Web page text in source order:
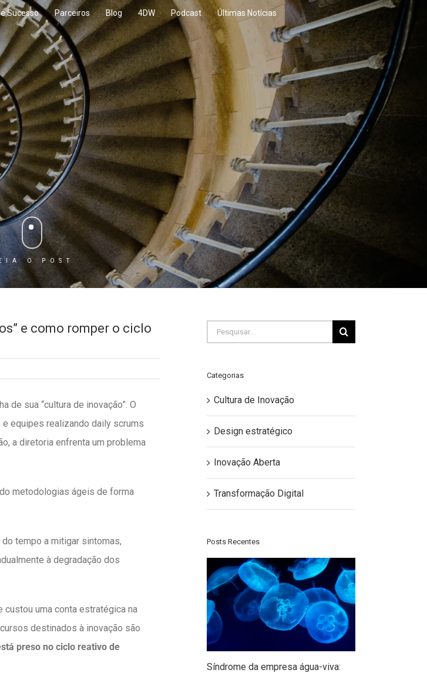
Sucesso Parceiros Blog 4DW Podcast Últimas Notícias
O POST
e como romper o ciclo
de sua “cultura de inovação”. O
equipes realizando daily scrums
a diretoria enfrenta um problema
metodologias ágeis de forma
tempo a mitigar sintomas,
à degradação dos
uma conta estratégica na
destinados à inovação são
preso no ciclo reativo de
Buscar
Categorias
Cultura de Inovação
Design estratégico
Inovação Aberta
Transformação Digital
Posts Recentes
Síndrome da empresa água-viva: